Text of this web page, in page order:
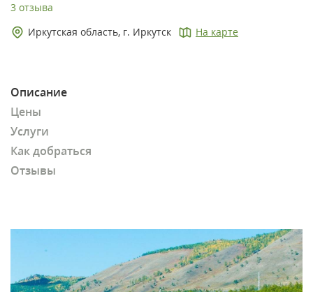
3 отзыва
Иркутская область, г. Иркутск
На карте
Описание
Цены
Услуги
Как добраться
Отзывы